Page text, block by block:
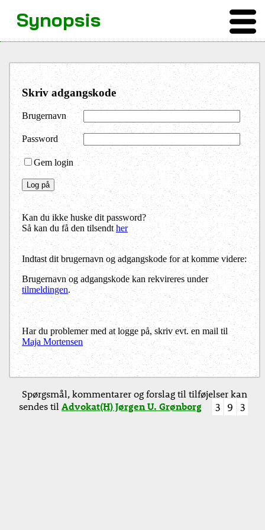
Skriv adgangskode
Brugernavn
Password
Gem login
Kan du ikke huske dit password?
Så kan du få den tilsendther
Indtast dit brugernavn og adgangskode for at komme videre:
Brugernavn og adgangskode kan rekvireres under
tilmeldingen.
Har du problemer med at logge på, skriv evt. en mail til
Maja Mortensen
Synopsis
Spørgsmål, kommentarer og forslag til tilføjelser kan
sendes tilAdvokat(H) Jørgen U. Grønborg 3 9 3